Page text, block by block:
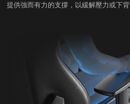
提供強而有力的支撐，以緩解壓力或下